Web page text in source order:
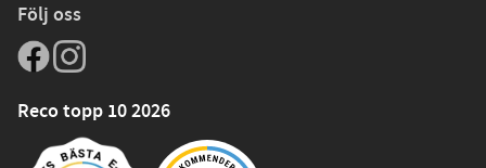
Följ oss
Reco topp 10 2026